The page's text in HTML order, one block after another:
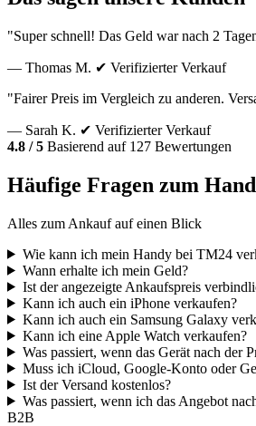
"Super schnell! Das Geld war nach 2
— Thomas M. ✔ Verifizierter Verkauf
"Fairer Preis im Vergleich zu anderen.
— Sarah K. ✔ Verifizierter Verkauf
4.8 / 5 Basierend auf 127 Bewertungen
Häufige Fragen zum
Alles zum Ankauf auf einen Blick
Wie kann ich mein Handy bei TM24
Wann erhalte ich mein Geld?
Ist der angezeigte Ankaufspreis
Kann ich auch ein iPhone verkaufen?
Kann ich auch ein Samsung Galaxy
Kann ich eine Apple Watch verkaufen?
Was passiert, wenn das Gerät nach der
Muss ich iCloud, Google-Konto oder
Ist der Versand kostenlos?
Was passiert, wenn ich das Angebot
B2B